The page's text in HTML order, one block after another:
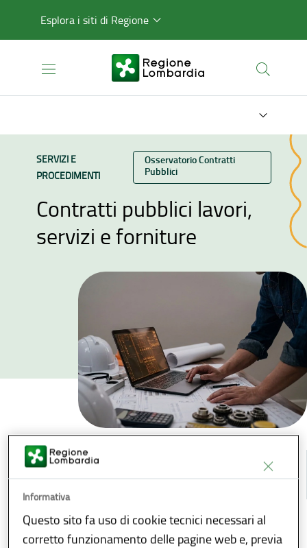
Esplora i siti di Regione
TIPO CONTENUTO:
SERVIZI E
PROCEDIMENTI
Categoria:
Osservatorio Contratti
Pubblici
Contratti pubblici lavori,
servizi e forniture
Condividi E-reader Download
Informativa
Questo sito fa uso di cookie tecnici necessari al
corretto funzionamento delle pagine web e, previa